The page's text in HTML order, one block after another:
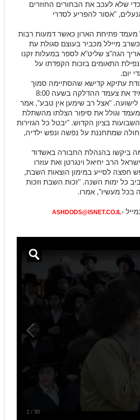
שלא לעכב את הבחורים החוזרים
"אסור להפריע לסדרי
פתיחת הארון כאשר דמעות רבות
מיילל מכביר בעוצם סגולת עת
הגה"צ שליט"א לספר במעלות זקנו
נפילת התאומים בזכות הקפדתו על
יום.
עתיקא קדישא שהסתיימה סמוך
ונראה לשקיעה ולאחר מכן כשסיימו ערכו מיד את צעמד ההדלקה בשעה 8:00
לישועה. "אצל רב שימען אין טבע", אמר
וגולל את סיפור הצלתו מהשתלת
בציון הקדוש. "יבטל כל הגזירות
שמתחננת על נפשה ונפש ילדיה,
ביקשו בהנהלת החבורה באשדוד
הרב יחיאל וינגרטן ואת עוזרו
חפצה לסייע במימון הוצאות השבת,
כל ימות השנה. "זכות השבת וזכות
בכל מעשיו", אמרו.
-
ASHDODS@ISNET.CO.IL
1 / 30